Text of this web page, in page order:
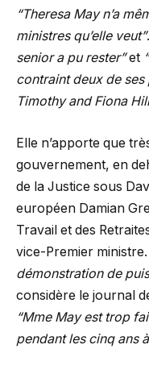
“Theresa May n’a
ministres qu’elle veut”
senior a pu rester”et
contraint deux de
Timothy and Fiona
Elle n’apporte que
gouvernement, en
de la Justice sous
européen Damian
Travail et des
vice-Premier
démonstration de
considère le journal
“Mme May est trop
pendant les cinq ans